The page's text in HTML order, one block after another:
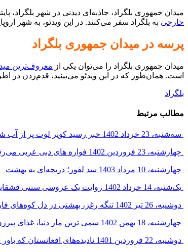
میدان جمهوری بلگراد، جاذبه‌ای دیدنی در شهر بلگراد،
خارجی به بلگراد سفر می‌کنند. در این ویدئو، به شهر
پرسه در میدان جمهوری بلگراد
میدان جمهوری بلگراد را می‌توان یکی از معروف‌ترین
است. همان‌طور که در این ویدئو می‌بینید، قدم‌زدن در
بلگراد
مطالب مرتبط
سه‌شنبه، 23 خرداد 1402 خبر رسید کویر لوت پر از
چهارشنبه، 23 فروردین 1402 فواره های دبی عربی
چهارشنبه، 10 مرداد 1403 سد لفور؛ دریچه‌ای به بهشت
یک‌شنبه، 14 خرداد 1402 روایت یک عروسی سنتی
دوشنبه، 26 تیر 1402 تنگه رغز، بهشتی در دل کوه‌های
چهارشنبه، 18 بهمن 1402 سمی ترین مار دنیا، غذای
دوشنبه، 22 فروردین 1401
نادیده‌های افغانستان که